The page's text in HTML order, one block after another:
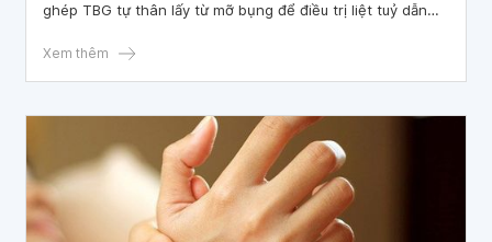
ghép TBG tự thân lấy từ mỡ bụng để điều trị liệt tuỷ dẫn
cho một bệnh nhân (BN) chấn thương cột sống. Đây thực
Xem thêm